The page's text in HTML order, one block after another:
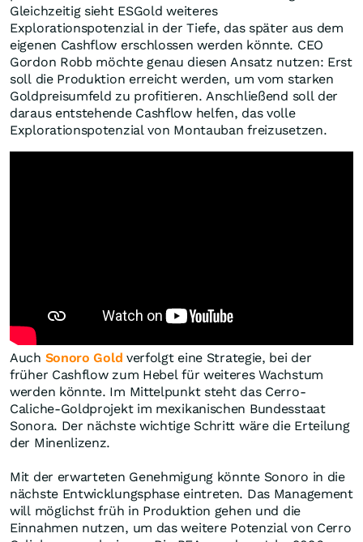
wiederholt Gold gekauft. Parallel dazu ist der Goldpreis
deutlich gestiegen. Diese Entwicklung zeigt, wie stark
staatliche Nachfrage den Markt beeinflussen könnte.
Zentralbanken kaufen Gold in der Regel nicht wegen
kurzfristiger Kursfantasie. Sie nutzen es als
strategische Reserve. Gold ist kein
Zahlungsversprechen eines Staates und hängt nicht
direkt an einer einzelnen Währung. Gerade in einer Welt
neues Angebot und steigende strategische Nachfrage.